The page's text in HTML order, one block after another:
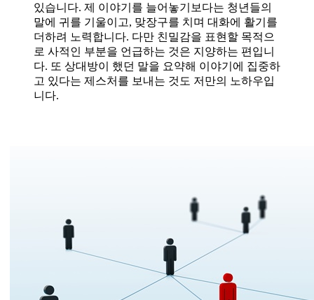
있습니다. 제 이야기를 늘어놓기보다는 청년들의
말에 귀를 기울이고, 맞장구를 치며 대화에 활기를
더하려 노력합니다. 다만 친밀감을 표현할 목적으
로 사적인 부분을 언급하는 것은 지양하는 편입니
다. 또 상대방이 했던 말을 요약해 이야기에 집중하
고 있다는 제스처를 보내는 것도 저만의 노하우입
니다.